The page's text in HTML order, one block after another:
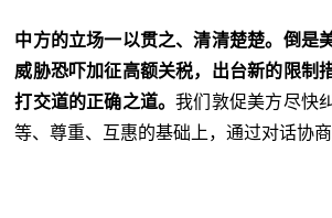
中方的立场一以贯之、清清楚楚。倒是
威胁恐吓加征高额关税，出台新的限制
打交道的正确之道。我们敦促美方尽快
等、尊重、互惠的基础上，通过对话协商